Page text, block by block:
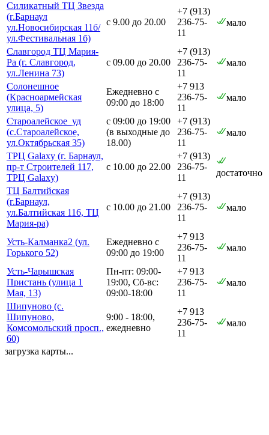
Силикатный ТЦ Звезда
(г.Барнаул
ул.Новосибирская 11б/
ул.Фестивальная 1б)
с 9.00 до 20.00
+7 (913)
236-75-
11
мало
Славгород ТЦ Мария-
Ра (г. Славгород,
ул.Ленина 73)
с 09.00 до 20.00
+7 (913)
236-75-
11
мало
Солонешное
(Красноармейская
улица, 5)
Ежедневно с
09:00 до 18:00
+7 913
236-75-
11
мало
Староалейское_уд
(с.Староалейское,
ул.Октябрьская 35)
с 09:00 до 19:00
(в выходные до
18.00)
+7 (913)
236-75-
11
мало
ТРЦ Galaxy (г. Барнаул,
пр-т Строителей 117,
ТРЦ Galaxy)
с 10.00 до 22.00
+7 (913)
236-75-
11
достаточно
ТЦ Балтийская
(г.Барнаул,
ул.Балтийская 116, ТЦ
Мария-ра)
с 10.00 до 21.00
+7 (913)
236-75-
11
мало
Усть-Калманка2 (ул.
Горького 52)
Ежедневно с
09:00 до 19:00
+7 913
236-75-
11
мало
Усть-Чарышская
Пристань (улица 1
Мая, 13)
Пн-пт: 09:00-
19:00, Сб-вс:
09:00-18:00
+7 913
236-75-
11
мало
Шипуново (с.
Шипуново,
Комсомольский просп.,
60)
9:00 - 18:00,
ежедневно
+7 913
236-75-
11
мало
загрузка карты...